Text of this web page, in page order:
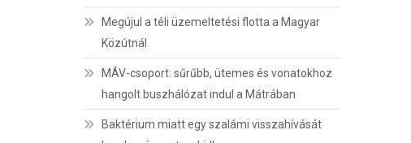
Megújul a téli üzemeltetési flotta a Magyar
Közútnál
MÁV-csoport: sűrűbb, ütemes és vonatokhoz
hangolt buszhálózat indul a Mátrában
Baktérium miatt egy szalámi visszahívását